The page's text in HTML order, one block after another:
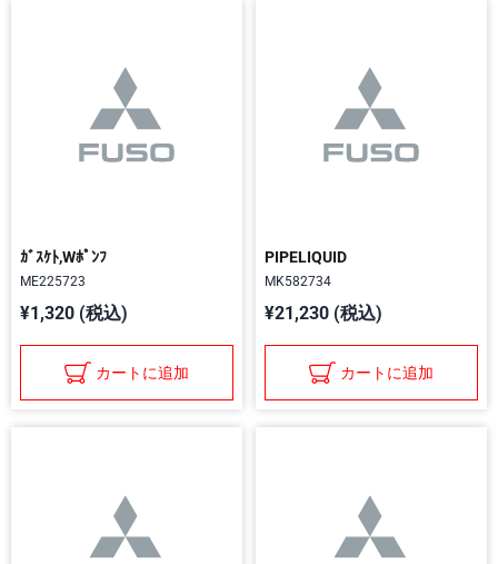
ｶﾞｽｹﾄ,Wﾎﾟﾝﾌ
ME225723
¥1,320 (税込)
カートに追加
PIPELIQUID
MK582734
¥21,230 (税込)
カートに追加